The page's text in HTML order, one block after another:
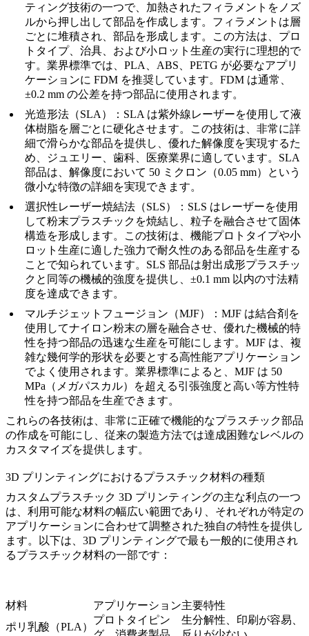
ティング技術の一つで、加熱されたフィラメントをノズ
ルから押し出して部品を作成します。フィラメントは層
ごとに堆積され、部品を形成します。この方法は、プロ
トタイプ、治具、および小ロット生産の実行に理想的で
す。業界標準では、PLA、ABS、PETG が必要なアプリ
ケーションに FDM を推奨しています。FDM は通常、
±0.2 mm の公差を持つ部品に使用されます。
光造形法（SLA）
：SLA は紫外線レーザーを使用して液
体樹脂を層ごとに硬化させます。この技術は、非常に詳
細で滑らかな部品を提供し、優れた解像度を実現するた
め、ジュエリー、歯科、医療業界に適しています。SLA
部品は、解像度において 50 ミクロン（0.05 mm）という
微小な特徴の詳細を実現できます。
選択性レーザー焼結法（SLS）
：SLS はレーザーを使用
して粉末プラスチックを焼結し、粒子を融合させて固体
構造を形成します。この技術は、機能プロトタイプや小
ロット生産に適した強力で耐久性のある部品を生産する
ことで知られています。SLS 部品は射出成形プラスチッ
クと同等の機械的強度を提供し、±0.1 mm 以内の寸法精
度を達成できます。
マルチジェットフュージョン（MJF）
：MJF は結合剤を
使用してナイロン粉末の層を融合させ、優れた機械的特
性を持つ部品の迅速な生産を可能にします。MJF は、複
雑な幾何学的形状を必要とする高性能アプリケーション
でよく使用されます。業界標準によると、MJF は 50
MPa（メガパスカル）を超える引張強度と高い等方性特
性を持つ部品を生産できます。
これらの各技術は、非常に正確で機能的なプラスチック部品
の作成を可能にし、従来の製造方法では達成困難なレベルの
カスタマイズを提供します。
3D プリンティングにおけるプラスチック材料の種類
カスタムプラスチック 3D プリンティングの主な利点の一つ
は、利用可能な材料の幅広い範囲であり、それぞれが特定の
アプリケーションに合わせて調整された独自の特性を提供し
ます。以下は、3D プリンティングで最も一般的に使用され
るプラスチック材料の一部です：
材料 アプリケーション主要特性
ポリ乳酸（PLA）
プロトタイピン
生分解性、印刷が容易、